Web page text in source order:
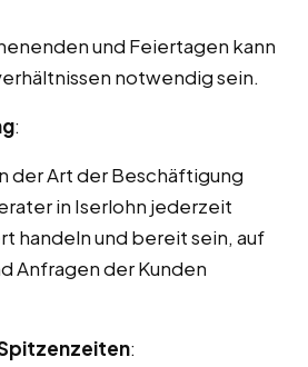
und Feiertagen kann
notwendig sein.
:
der Art der Beschäftigung
in Iserlohn jederzeit
handeln und bereit sein, auf
Anfragen der Kunden
: